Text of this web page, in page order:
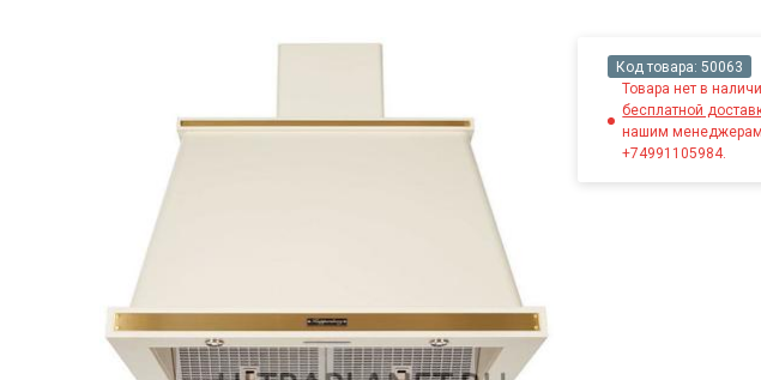
Код товара: 50063
Товара нет в
бесплатной
нашим менеджерам
+74991105984.